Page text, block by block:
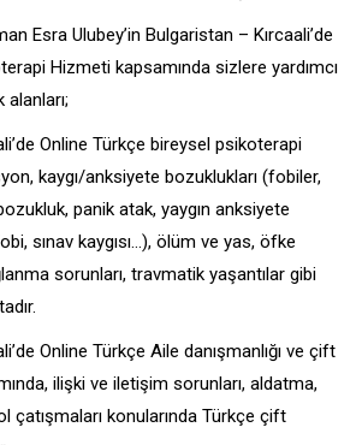
Esra Ulubey’in Bulgaristan – Kırcaali’de
Hizmeti kapsamında sizlere yardımcı
Online Türkçe bireysel psikoterapi
kaygı/anksiyete bozuklukları (fobiler,
panik atak, yaygın anksiyete
sınav kaygısı…), ölüm ve yas, öfke
sorunları, travmatik yaşantılar gibi
Online Türkçe Aile danışmanlığı ve çift
ilişki ve iletişim sorunları, aldatma,
çatışmaları konularında Türkçe çift